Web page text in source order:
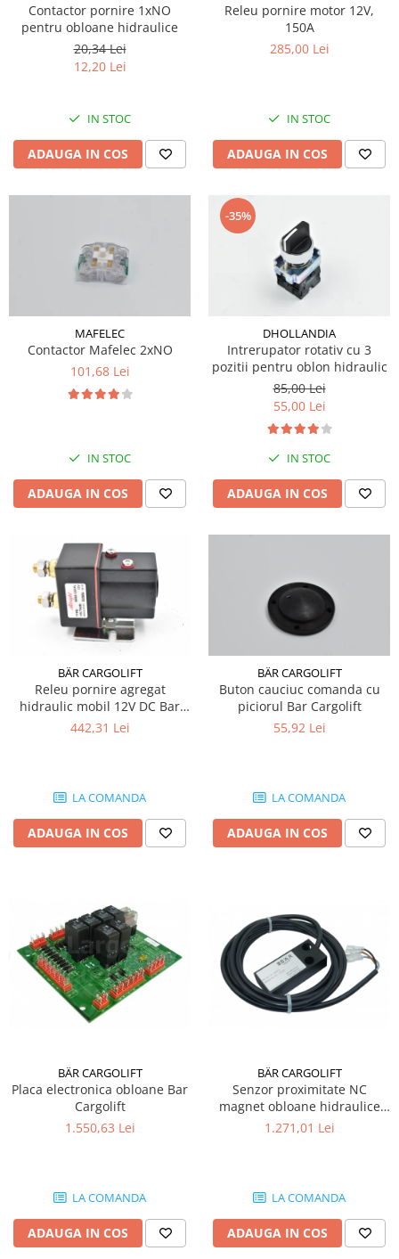
KIT GARNITURI
BURDUF PROTECTIE
MOTOARE ELECTRICE
ELECTRICE
POMPE HIDRAULICE
Bolturi, role si bucse
Hidraulice
Pompa si motor electric
Role, bolturi si bucse
Burdufe si cilindri hidraulici
Bolturi, role si bucse
Pompe si motoare electrice
Hidraulice
Motoare electrice si pompe
hidraulice
Cilindru hidraulic si burduf
ANTEO
Electrice
Hidraulice
Mecanice
Bolturi, role si bucse
Cilindri si burdufe
Pompe si motoare electrice
Mecanica
Electropompa si motoare electrice
Burdufuri si cilindri hidraulici
Bolturi - role - bucse
Burdufe si cilindri
Mecanice
Electrice
SÖRENSEN
Mecanice
Grup electropompa
Bolturi, role si bucsi
MAMMUT LIFT
Presuri camion
Lazi camion
Lanturi de zapada
Huse scaun camion
Scule camion
Stergatoare parbriz camion
Contactor pornire 1xNO
pentru obloane hidraulice
20,34 Lei
12,20 Lei
IN STOC
ADAUGA IN COS
Releu pornire motor 12V,
150A
285,00 Lei
IN STOC
ADAUGA IN COS
MAFELEC
Contactor Mafelec 2xNO
101,68 Lei
IN STOC
ADAUGA IN COS
-35%
DHOLLANDIA
Intrerupator rotativ cu 3
pozitii pentru oblon hidraulic
85,00 Lei
55,00 Lei
IN STOC
ADAUGA IN COS
BÄR CARGOLIFT
Releu pornire agregat
hidraulic mobil 12V DC Bar
Cargolift
442,31 Lei
LA COMANDA
ADAUGA IN COS
BÄR CARGOLIFT
Buton cauciuc comanda cu
piciorul Bar Cargolift
55,92 Lei
LA COMANDA
ADAUGA IN COS
BÄR CARGOLIFT
Placa electronica obloane Bar
Cargolift
1.550,63 Lei
LA COMANDA
ADAUGA IN COS
BÄR CARGOLIFT
Senzor proximitate NC
magnet obloane hidraulice
Bär Cargolift
1.271,01 Lei
LA COMANDA
ADAUGA IN COS